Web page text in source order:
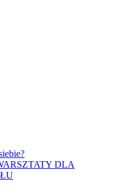
DLA